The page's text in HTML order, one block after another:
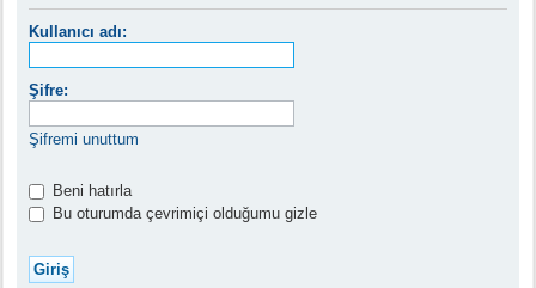
Kullanıcı adı:
Şifre:
Şifremi unuttum
Beni hatırla
Bu oturumda çevrimiçi olduğumu gizle